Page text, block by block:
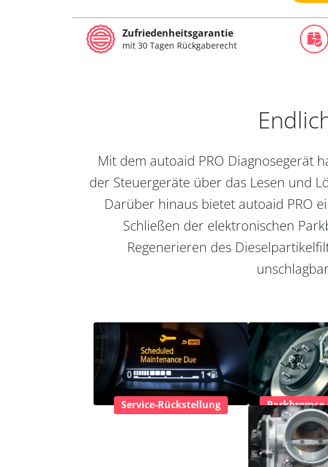
Zufriedenheitsgarantie
mit 30 Tagen Rückgaberecht
Mit dem autoaid PRO Diagnosegerät
der Steuergeräte über das Lesen und
Darüber hinaus bietet autoaid PRO
Schließen der elektronischen
Regenerieren des
Service-Rückstellung Parkbremse